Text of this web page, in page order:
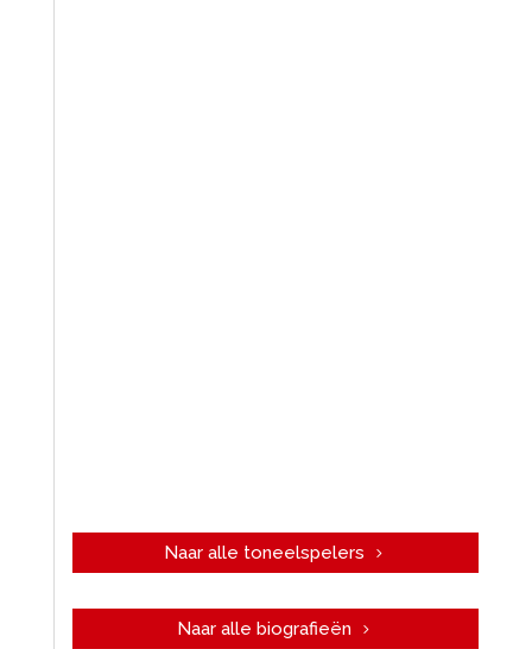
Naar alle toneelspelers
Naar alle biografieën